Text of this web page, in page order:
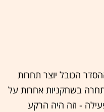
הכובל יוצר תחרות
בשחקניות אחרות על
- וזה היה הרקע